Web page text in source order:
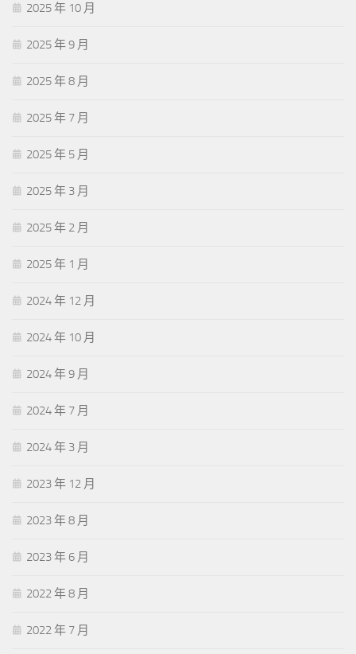
2025 年 10 月
2025 年 9 月
2025 年 8 月
2025 年 7 月
2025 年 5 月
2025 年 3 月
2025 年 2 月
2025 年 1 月
2024 年 12 月
2024 年 10 月
2024 年 9 月
2024 年 7 月
2024 年 3 月
2023 年 12 月
2023 年 8 月
2023 年 6 月
2022 年 8 月
2022 年 7 月